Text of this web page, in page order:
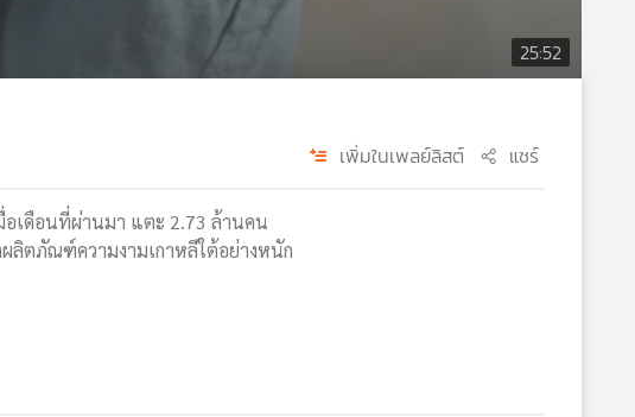
25:52
เพิ่มในเพลย์ลิสต์ แชร์
อเดือนที่ผ่านมา แตะ 2.73 ล้านคน
ลิตภัณฑ์ความงามเกาหลีใต้อย่างหนัก